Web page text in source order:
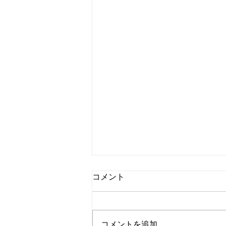
独り言：熱気が消えていくの
コメント
コメントを追加…